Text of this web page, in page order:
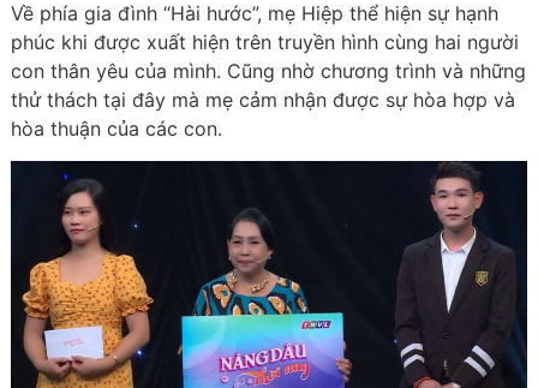
Về phía gia đình “Hài hước”, mẹ Hiệp thể hiện sự hạnh
phúc khi được xuất hiện trên truyền hình cùng hai người
con thân yêu của mình. Cũng nhờ chương trình và những
thử thách tại đây mà mẹ cảm nhận được sự hòa hợp và
hòa thuận của các con.